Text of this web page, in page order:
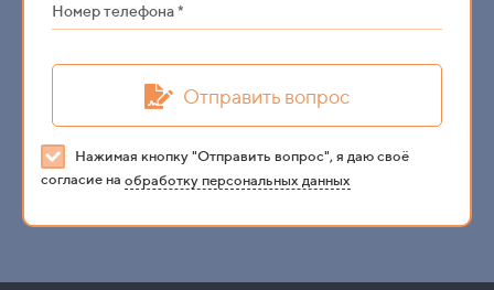
Номер телефона *
Отправить вопрос
Нажимая кнопку "Отправить вопрос", я даю своё
согласие на обработку персональных данных